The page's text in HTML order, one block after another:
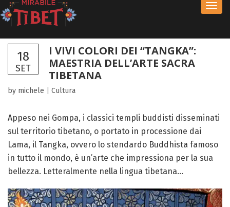
18
SET
I VIVI COLORI DEI “TANGKA”:
MAESTRIA DELL’ARTE SACRA
TIBETANA
by michele Cultura
Appeso nei Gompa, i classici templi buddisti disseminati
sul territorio tibetano, o portato in processione dai
Lama, il Tangka, ovvero lo stendardo Buddhista famoso
in tutto il mondo, è un’arte che impressiona per la sua
bellezza. Letteralmente nella lingua tibetana...